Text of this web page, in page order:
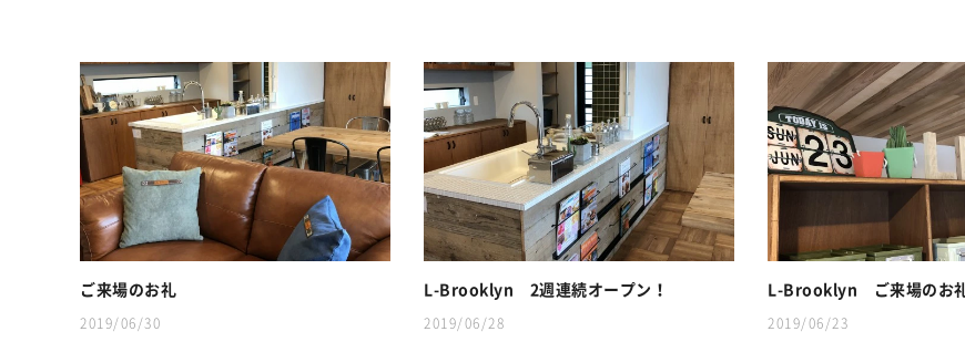
ご来場のお礼
2019/06/30
L-Brooklyn 2週連続オープン！
2019/06/28
L-Brooklyn ご来場のお
2019/06/23